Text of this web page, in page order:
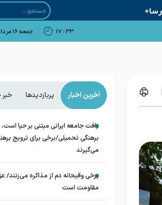
رسا+
۳۳ : ۱۷ جمعه ۱۶ مرداد ۱۴۰۵
آخرین اخبار پربازدیدها
بافت جامعه ایرانی مبتنی بر حیا است،
برهنگی تحمیلی/برخی برای ترویج
می‌گیرند
برخی وقیحانه دم از مذاکره می‌زنند/
مقاومت است